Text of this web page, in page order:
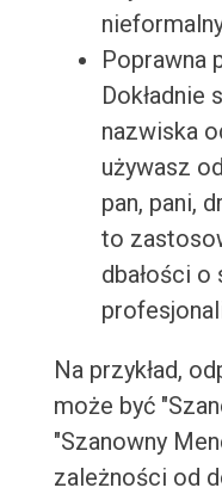
Poprawna
Dokładnie
nazwiska
używasz
pan, pani,
to
dbałości o
Na przykład,
może być
"Szanowny
zależności od